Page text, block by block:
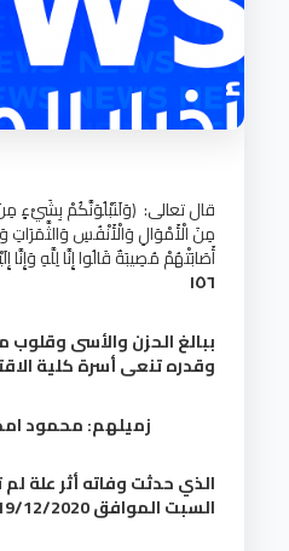
قال تعالى: (وَلَنَبْلُوَنَّكُمْ بِشَيْءٍ
مِنَ الْأَمْوَالِ وَالْأَنْفُسِ وَالثَّمَرَاتِ
أَصَابَتْهُمْ مُصِيبَةٌ قَالُوا إِنَّا لِلَّهِ وَإِنَّا
١٥٦
ببالغ الحزن والأسى وقلوب
وقدره تنعى أسرة كلية
زميلهم: محمود
الذي حدثت وفاته أثر علة
السبت الموافق 19/12/2020م.